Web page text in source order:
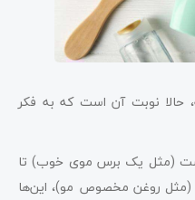
حالا نوبت آن است که به فکر
(مثل یک برس موی خوب) تا
روغن مخصوص مو)، این‌ها